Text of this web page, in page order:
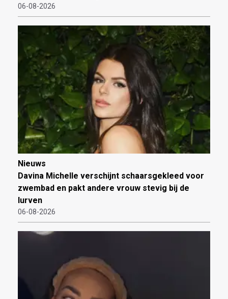
06-08-2026
Nieuws
Davina Michelle verschijnt schaarsgekleed voor
zwembad en pakt andere vrouw stevig bij de
lurven
06-08-2026